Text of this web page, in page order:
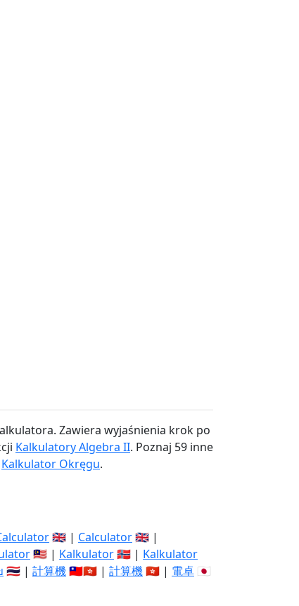
Zawiera wyjaśnienia krok po
Kalkulatory Algebra II. Poznaj 59 inne
Kalkulator Okręgu.
🇬🇧 | Calculator🇬🇧 |
🇲🇾 | Kalkulator🇳🇴 | Kalkulator
🇹🇭 | 計算機🇹🇼🇭🇰 | 計算機🇭🇰 | 電卓 🇯🇵